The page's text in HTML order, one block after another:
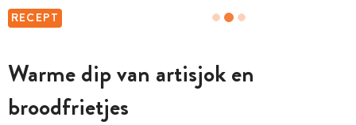
RECEPT
Warme dip van artisjok en
broodfrietjes